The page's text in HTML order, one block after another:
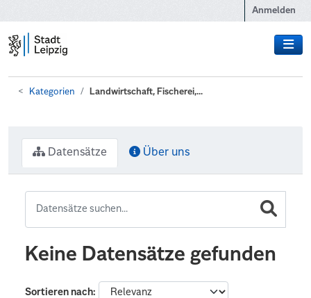
Anmelden
Kategorien Landwirtschaft, Fischerei,...
Datensätze Über uns
Keine Datensätze gefunden
Sortieren nach